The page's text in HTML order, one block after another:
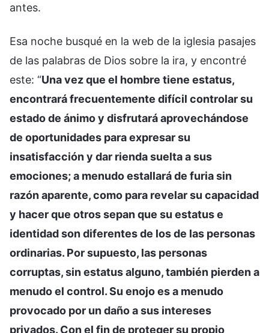
antes.
Esa noche busqué en la web de la iglesia pasajes
de las palabras de Dios sobre la ira, y encontré
este: “Una vez que el hombre tiene estatus,
encontrará frecuentemente difícil controlar su
estado de ánimo y disfrutará aprovechándose
de oportunidades para expresar su
insatisfacción y dar rienda suelta a sus
emociones; a menudo estallará de furia sin
razón aparente, como para revelar su capacidad
y hacer que otros sepan que su estatus e
identidad son diferentes de los de las personas
ordinarias. Por supuesto, las personas
corruptas, sin estatus alguno, también pierden a
menudo el control. Su enojo es a menudo
provocado por un daño a sus intereses
privados. Con el fin de proteger su propio